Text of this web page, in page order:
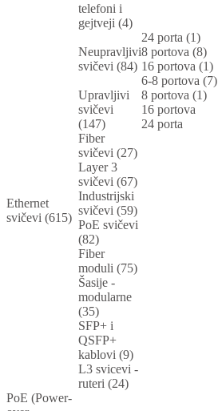
telefoni i
gejtveji (4)
Ethernet
svičevi (615)
Neupravljivi
svičevi (84)
24 porta (1)
8 portova (8)
16 portova (1)
6-8 portova (7)
Upravljivi
svičevi
(147)
8 portova (1)
16 portova
24 porta
Fiber
svičevi (27)
Layer 3
svičevi (67)
Industrijski
svičevi (59)
PoE svičevi
(82)
Fiber
moduli (75)
Šasije -
modularne
(35)
SFP+ i
QSFP+
kablovi (9)
L3 svicevi -
ruteri (24)
PoE (Power-